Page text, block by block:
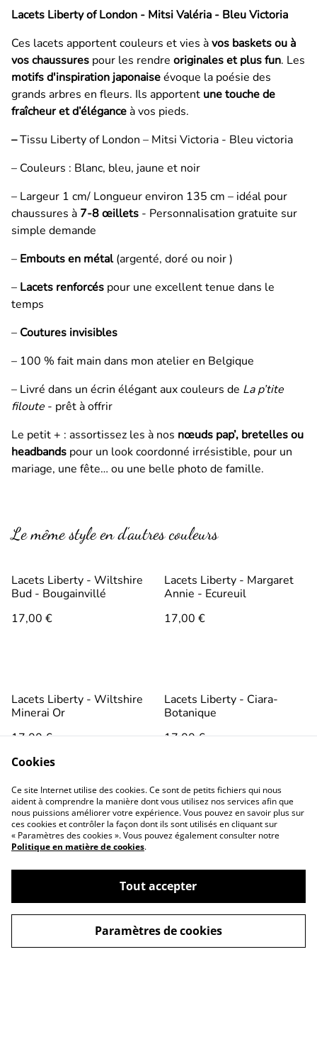
Lacets Liberty of London - Mitsi Valéria - Bleu Victoria
Ces lacets apportent couleurs et vies àvos baskets ou à
vos chaussures pour les rendre originales et plus fun. Les
motifs d'inspiration japonaiseévoque la poésie des
grands arbres en fleurs. Ils apportent une touche de
fraîcheur et d’éléganceà vos pieds.
–Tissu Liberty of London – Mitsi Victoria - Bleu victoria
– Couleurs : Blanc, bleu, jaune et noir
– Largeur 1 cm/ Longueur environ 135 cm – idéal pour
chaussures à 7-8 œillets - Personnalisation gratuite sur
simple demande
– Embouts en métal(argenté, doré ou noir )
– Lacets renforcés pour une excellent tenue dans le
temps
– Coutures invisibles
– 100 % fait main dans mon atelier en Belgique
– Livré dans un écrin élégant aux couleurs de La p’tite
filoute - prêt à offrir
Le petit + : assortissez les à nos nœuds pap’, bretelles ou
headbands pour un look coordonné irrésistible, pour un
mariage, une fête… ou une belle photo de famille.
Le même style en d’autres couleurs
Lacets Liberty - Wiltshire
Bud - Bougainvillé
17,00 €
Lacets Liberty - Margaret
Annie - Ecureuil
17,00 €
Lacets Liberty - Wiltshire
Minerai Or
17,00 €
Lacets Liberty - Ciara-
Botanique
17,00 €
Conditions générales
Politique de
confidentialité
Cookies
Ce site Internet utilise des cookies. Ce sont de petits fichiers qui nous
aident à comprendre la manière dont vous utilisez nos services afin que
nous puissions améliorer votre expérience. Vous pouvez en savoir plus sur
ces cookies et contrôler la façon dont ils sont utilisés en cliquant sur
« Paramètres des cookies ». Vous pouvez également consulter notre
Politique en matière de cookies.
Tout accepter
Paramètres de cookies